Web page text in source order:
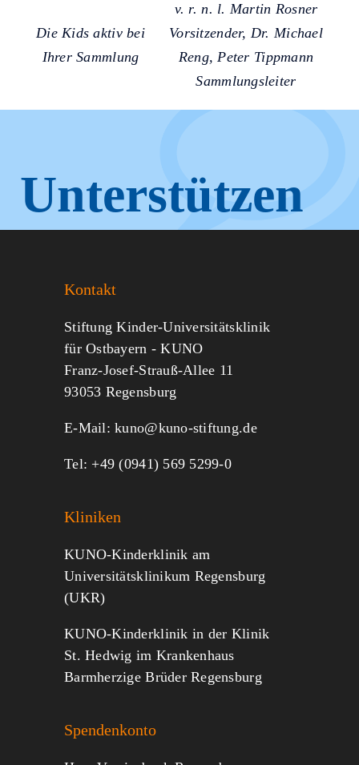
Die Kids aktiv bei
Ihrer Sammlung
v. r. n. l. Martin Rosner
Vorsitzender, Dr. Michael
Reng, Peter Tippmann
Sammlungsleiter
Unterstützen
Jeder kann helfen.
MITMACHEN SPENDEN
Kontakt
Stiftung Kinder-Universitätsklinik
für Ostbayern - KUNO
Franz-Josef-Strauß-Allee 11
93053 Regensburg
E-Mail:kuno@kuno-stiftung.de
Tel: +49 (0941) 569 5299-0
Kliniken
KUNO-Kinderklinik am
Universitätsklinikum Regensburg
(UKR)
KUNO-Kinderklinik in der Klinik
St. Hedwig im Krankenhaus
Barmherzige Brüder Regensburg
Spendenkonto